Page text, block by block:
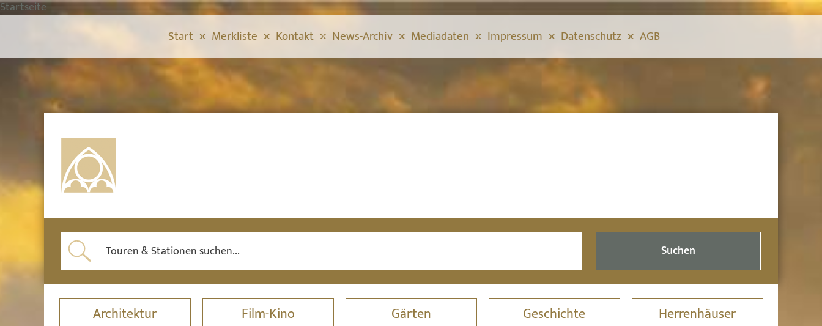
Startseite
Start Merkliste Kontakt News-Archiv Mediadaten Impressum Datenschutz AGB
Suchen
Architektur Film-Kino Gärten Geschichte
Herrenhäuser